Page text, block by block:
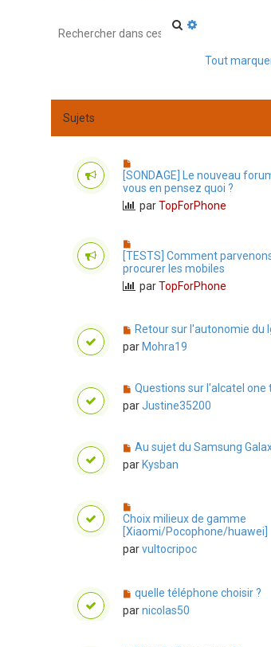
R
c
r
c
a
n
c
é
Tout
Sujets
[SONDAGE] Le nouveau
vous en pensez quoi ?
parTopForPhone
[TESTS] Comment
procurer les mobiles
parTopForPhone
Retour sur l'autonomie du
par Mohra19
Questions sur l'alcatel one
parJustine35200
Au sujet du Samsung
par Kysban
Choix milieux de gamme
[Xiaomi/Pocophone/huawei]
parvultocripoc
quelle téléphone choisir ?
parnicolas50